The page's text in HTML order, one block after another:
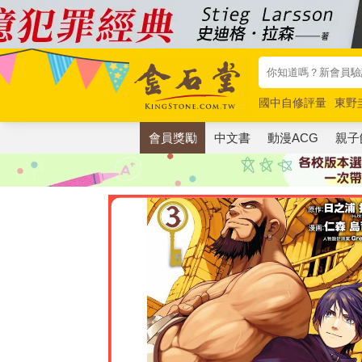
國中自修評量
東野
唯紅花綻放
奧德賽
會員獎勵 中文書 動漫ACG 親